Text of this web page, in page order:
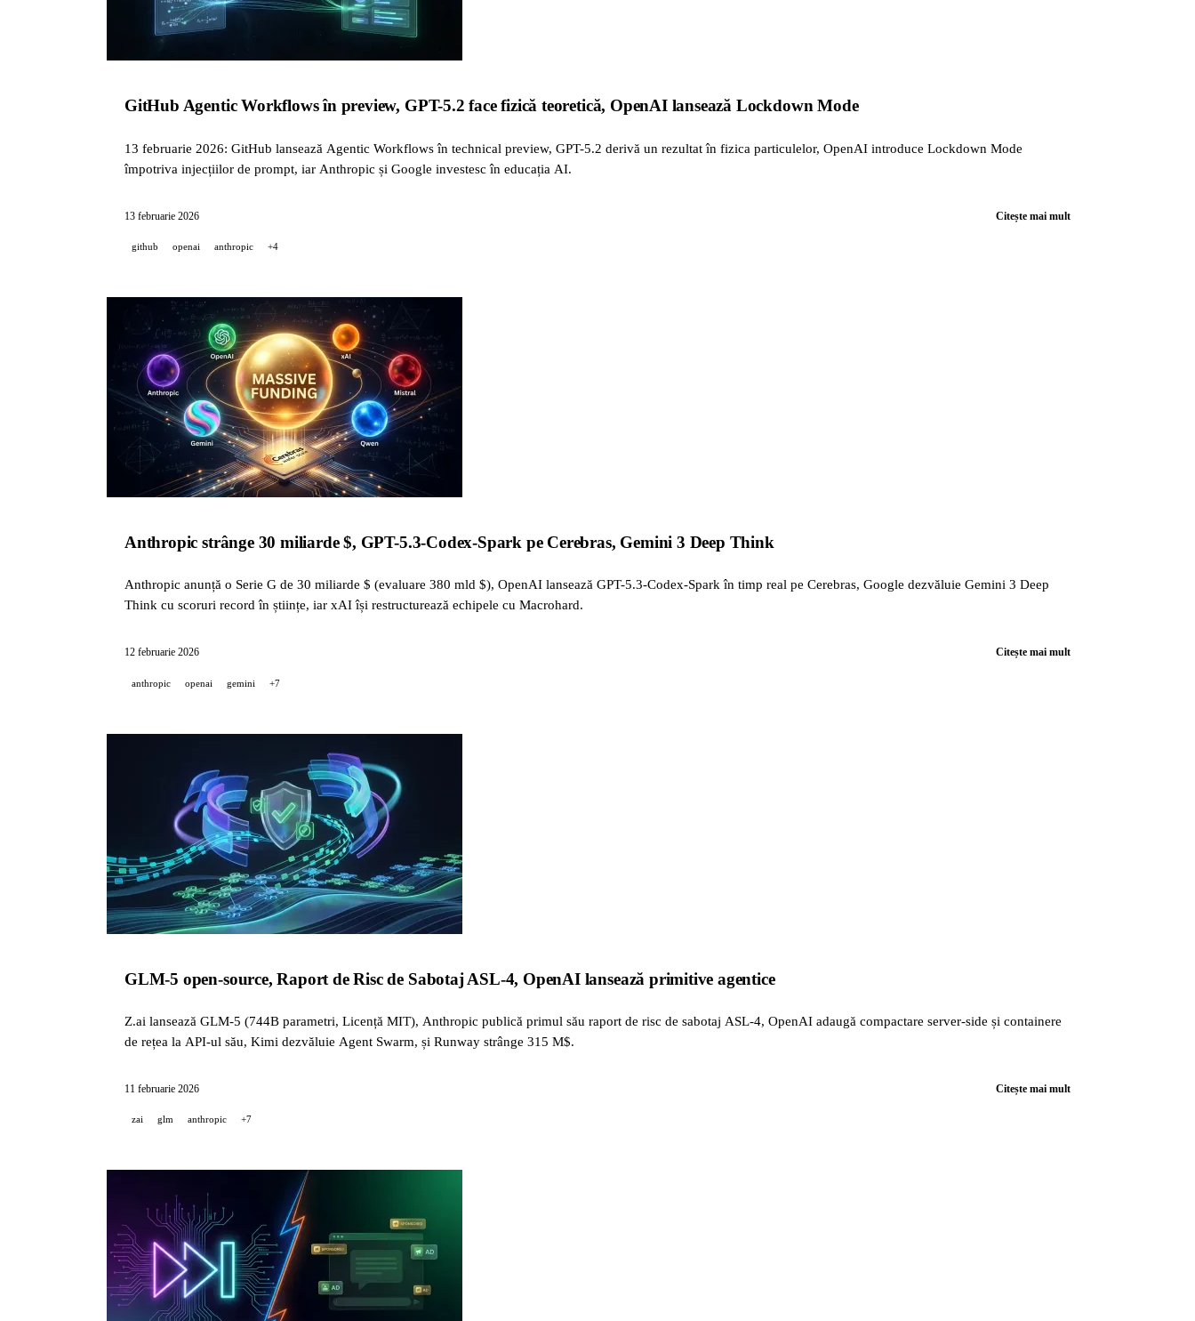
GitHub Agentic Workflows în preview, GPT-5.2 face fizică teoretică, OpenAI lansează Lockdown Mode
13 februarie 2026: GitHub lansează Agentic Workflows în technical preview, GPT-5.2 derivă un rezultat în fizica particulelor, OpenAI introduce Lockdown Mode
împotriva injecțiilor de prompt, iar Anthropic și Google investesc în educația AI.
13 februarie 2026 Citește mai mult
github openai anthropic +4
Anthropic strânge 30 miliarde $, GPT-5.3-Codex-Spark pe Cerebras, Gemini 3 Deep Think
Anthropic anunță o Serie G de 30 miliarde $ (evaluare 380 mld $), OpenAI lansează GPT-5.3-Codex-Spark în timp real pe Cerebras, Google dezvăluie Gemini 3 Deep
Think cu scoruri record în științe, iar xAI își restructurează echipele cu Macrohard.
12 februarie 2026 Citește mai mult
anthropic openai gemini +7
GLM-5 open-source, Raport de Risc de Sabotaj ASL-4, OpenAI lansează primitive agentice
Z.ai lansează GLM-5 (744B parametri, Licență MIT), Anthropic publică primul său raport de risc de sabotaj ASL-4, OpenAI adaugă compactare server-side și containere
de rețea la API-ul său, Kimi dezvăluie Agent Swarm, și Runway strânge 315 M$.
11 februarie 2026 Citește mai mult
zai glm anthropic +7